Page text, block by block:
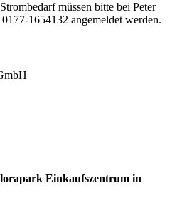
müssen bitte bei Peter
1654132 angemeldet werden.
Einkaufszentrum in